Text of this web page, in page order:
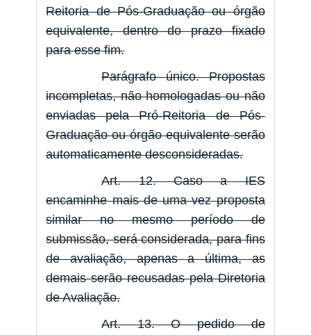
Reitoria de Pós-Graduação ou órgão
equivalente, dentro do prazo fixado
para esse fim.
Parágrafo único. Propostas
incompletas, não homologadas ou não
enviadas pela Pró-Reitoria de Pós-
Graduação ou órgão equivalente serão
automaticamente desconsideradas.
Art. 12. Caso a IES
encaminhe mais de uma vez proposta
similar no mesmo período de
submissão, será considerada, para fins
de avaliação, apenas a última, as
demais serão recusadas pela Diretoria
de Avaliação.
Art. 13. O pedido de